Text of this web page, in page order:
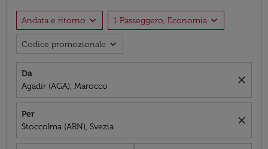
Andata e ritorno expand_more 1 Passeggero, Economia expand_more
Codice promozionale expand_more
Da
Agadir (AGA), Marocco
close
Per
Stoccolma (ARN), Svezia
close